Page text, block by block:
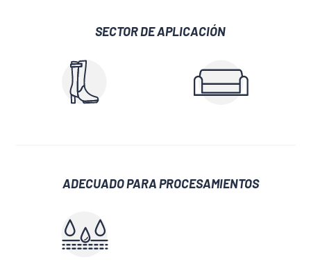
SECTOR DE APLICACIÓN
ADECUADO PARA PROCESAMIENTOS